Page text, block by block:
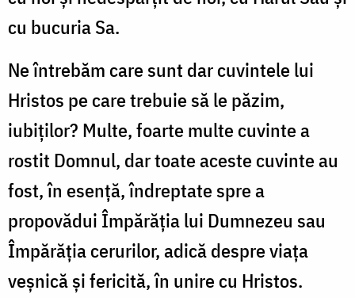
cu bucuria Sa.
Ne întrebăm care sunt dar cuvintele lui
Hristos pe care trebuie să le păzim,
iubiţilor? Multe, foarte multe cuvinte a
rostit Domnul, dar toate aceste cuvinte au
fost, în esenţă, îndreptate spre a
propovădui Împărăţia lui Dumnezeu sau
Împărăţia cerurilor, adică despre viaţa
veşnică şi fericită, în unire cu Hristos.